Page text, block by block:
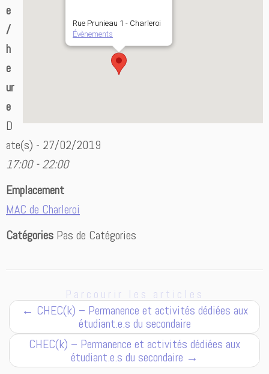
Rue Prunieau 1 - Charleroi
Évènements
e
/
h
e
ur
e
D
ate(s) - 27/02/2019
17:00 - 22:00
Emplacement
MAC de Charleroi
Catégories Pas de Catégories
Parcourir les articles
← CHEC(k) – Permanence et activités dédiées aux
étudiant.e.s du secondaire
CHEC(k) – Permanence et activités dédiées aux
étudiant.e.s du secondaire →